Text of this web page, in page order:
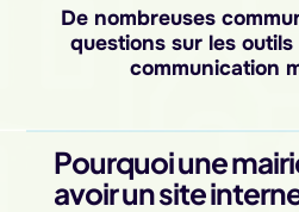
De nombreuses
questions sur les
communication
Pourquoi une
avoir un site